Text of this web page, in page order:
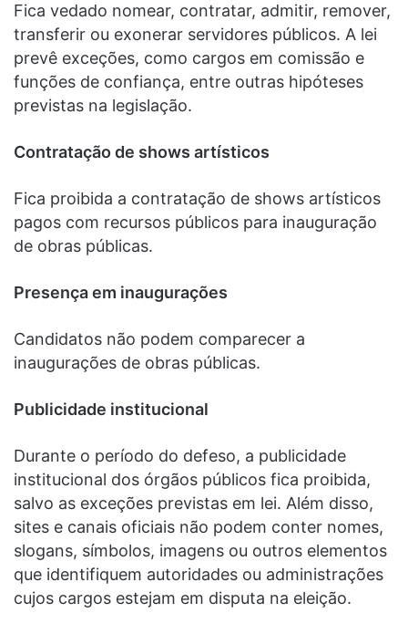
Fica vedado nomear, contratar, admitir, remover,
transferir ou exonerar servidores públicos. A lei
prevê exceções, como cargos em comissão e
funções de confiança, entre outras hipóteses
previstas na legislação.
Contratação de shows artísticos
Fica proibida a contratação de shows artísticos
pagos com recursos públicos para inauguração
de obras públicas.
Presença em inaugurações
Candidatos não podem comparecer a
inaugurações de obras públicas.
Publicidade institucional
Durante o período do defeso, a publicidade
institucional dos órgãos públicos fica proibida,
salvo as exceções previstas em lei. Além disso,
sites e canais oficiais não podem conter nomes,
slogans, símbolos, imagens ou outros elementos
que identifiquem autoridades ou administrações
cujos cargos estejam em disputa na eleição.